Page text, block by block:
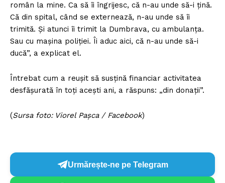
român la mine. Ca să îi îngrijesc, că n-au unde să-i ţină.
Că din spital, când se externează, n-au unde să îi
trimită. Şi atunci îi trimit la Dumbrava, cu ambulanţa.
Sau cu maşina poliţiei. Îi aduc aici, că n-au unde să-i
ducă”, a explicat el.
Întrebat cum a reuşit să susţină financiar activitatea
desfăşurată în toţi aceşti ani, a răspuns: „din donaţii”.
(Sursa foto: Viorel Pașca / Facebook)
Urmărește-ne pe Telegram